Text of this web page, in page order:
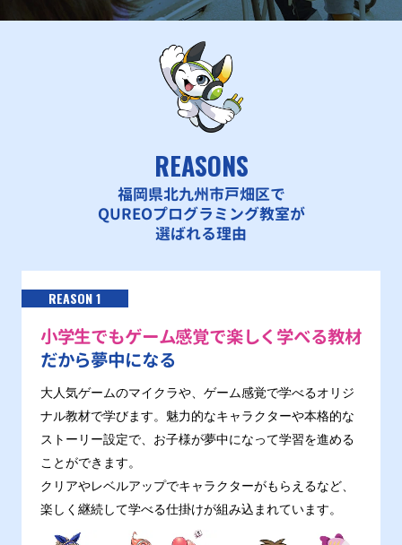
REASONS
福岡県北九州市戸畑区で
QUREOプログラミング教室が
選ばれる理由
REASON 1
小学生でもゲーム感覚で楽しく学べる教材
だから夢中になる
大人気ゲームのマイクラや、ゲーム感覚で学べるオリジ
ナル教材で学びます。魅力的なキャラクターや本格的な
ストーリー設定で、お子様が夢中になって学習を進める
ことができます。
クリアやレベルアップでキャラクターがもらえるなど、
楽しく継続して学べる仕掛けが組み込まれています。